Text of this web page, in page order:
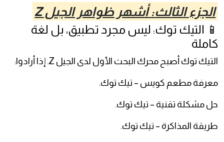
الجزء الثالث: أشهر ظواهر الجيل Z
📱 التيك توك: ليس مجرد تطبيق، بل لغة
كاملة
التيك توك أصبح محرك البحث الأول لدى الجيل Z. إذا أرادوا:
معرفة مطعم كويس – تيك توك.
حل مشكلة تقنية – تيك توك.
طريقة المذاكرة – تيك توك.